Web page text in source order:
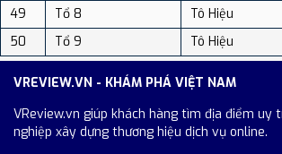
49
Tổ 8 Tô Hiệu
50
Tổ 9 Tô Hiệu
VREVIEW.VN - KHÁM PHÁ VIỆT NAM
VReview.vn giúp khách hàng tìm địa điểm uy
nghiệp xây dựng thương hiệu dịch vụ online.